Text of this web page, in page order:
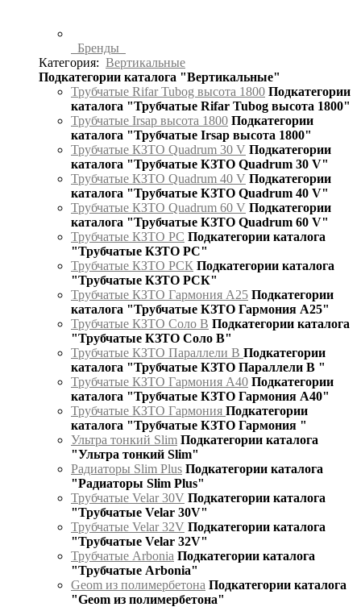
Бренды
Категория: Вертикальные
Подкатегории каталога "Вертикальные"
Трубчатые Rifar Tubog высота 1800 Подкатегории
каталога "Трубчатые Rifar Tubog высота 1800"
Трубчатые Irsap высота 1800 Подкатегории
каталога "Трубчатые Irsap высота 1800"
Трубчатые КЗТО Quadrum 30 V Подкатегории
каталога "Трубчатые КЗТО Quadrum 30 V"
Трубчатые КЗТО Quadrum 40 V Подкатегории
каталога "Трубчатые КЗТО Quadrum 40 V"
Трубчатые КЗТО Quadrum 60 V Подкатегории
каталога "Трубчатые КЗТО Quadrum 60 V"
Трубчатые КЗТО РС Подкатегории каталога
"Трубчатые КЗТО РС"
Трубчатые КЗТО РСК Подкатегории каталога
"Трубчатые КЗТО РСК"
Трубчатые КЗТО Гармония А25 Подкатегории
каталога "Трубчатые КЗТО Гармония А25"
Трубчатые КЗТО Соло В Подкатегории каталога
"Трубчатые КЗТО Соло В"
Трубчатые КЗТО Параллели В Подкатегории
каталога "Трубчатые КЗТО Параллели В "
Трубчатые КЗТО Гармония А40 Подкатегории
каталога "Трубчатые КЗТО Гармония А40"
Трубчатые КЗТО Гармония Подкатегории
каталога "Трубчатые КЗТО Гармония "
Ультра тонкий Slim Подкатегории каталога
"Ультра тонкий Slim"
Радиаторы Slim Plus Подкатегории каталога
"Радиаторы Slim Plus"
Трубчатые Velar 30V Подкатегории каталога
"Трубчатые Velar 30V"
Трубчатые Velar 32V Подкатегории каталога
"Трубчатые Velar 32V"
Трубчатые Arbonia Подкатегории каталога
"Трубчатые Arbonia"
Geom из полимербетона Подкатегории каталога
"Geom из полимербетона"